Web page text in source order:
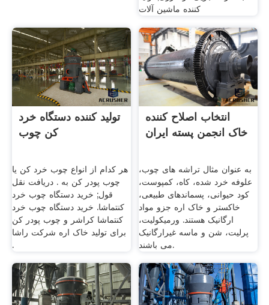
کننده ماشین آلات
تولید کننده دستگاه خرد
کن چوب
هر کدام از انواع چوب خرد کن یا
چوب پودر کن به . دریافت نقل
قول; خرید دستگاه چوب خرد
کنتماشا. خرید دستگاه چوب خرد
کنتماشا کراشر و چوب پودر کن
برای تولید خاک اره شرکت راشا
.
انتخاب اصلاح کننده
خاک انجمن پسته ایران
به عنوان مثال تراشه های چوب،
علوفه خرد شده، کاه، کمپوست،
کود حیوانی، پسماندهای طبیعی،
خاکستر و خاک اره جزو مواد
ارگانیک هستند. ورمیکولیت،
پرلیت، شن و ماسه غیرارگانیک
می باشند.